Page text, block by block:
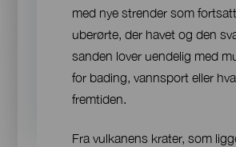
med nye strender som
uberørte, der havet og den
sanden lover uendelig med
for bading, vannsport eller
fremtiden.
Fra vulkanens krater, som